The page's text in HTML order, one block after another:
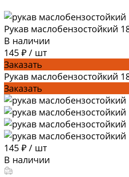
Рукав маслобензостойкий
В наличии
145 ₽ / шт
Заказать
Рукав маслобензостойкий
Заказать
145 ₽ / шт
В наличии